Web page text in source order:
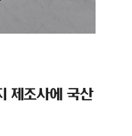
제조사에 국산